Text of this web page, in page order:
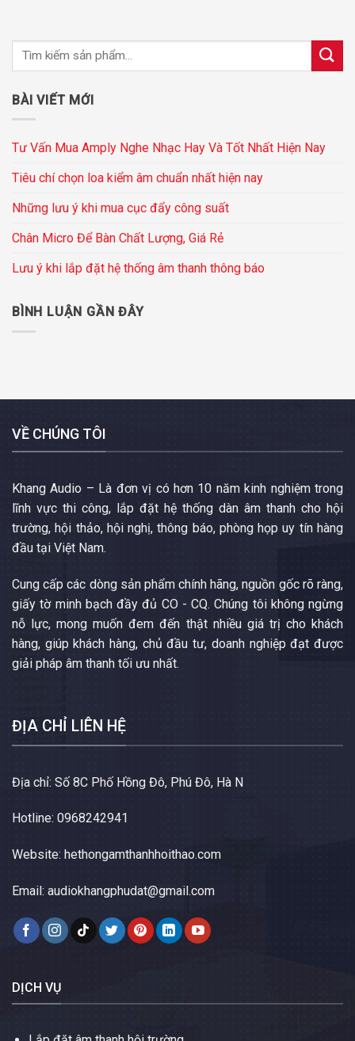
BÀI VIẾT MỚI
Tư Vấn Mua Amply Nghe Nhạc Hay Và Tốt Nhất Hiện Nay
Tiêu chí chọn loa kiểm âm chuẩn nhất hiện nay
Những lưu ý khi mua cục đẩy công suất
Chân Micro Để Bàn Chất Lượng, Giá Rẻ
Lưu ý khi lắp đặt hệ thống âm thanh thông báo
BÌNH LUẬN GẦN ĐÂY
VỀ CHÚNG TÔI
Khang Audio – Là đơn vị có hơn 10 năm kinh nghiệm trong
lĩnh vực thi công, lắp đặt hệ thống dàn âm thanh cho hội
trường, hội thảo, hội nghị, thông báo, phòng họp uy tín hàng
đầu tại Việt Nam.
Cung cấp các dòng sản phẩm chính hãng, nguồn gốc rõ ràng,
giấy tờ minh bạch đầy đủ CO - CQ. Chúng tôi không ngừng
nỗ lực, mong muốn đem đến thật nhiều giá trị cho khách
hàng, giúp khách hàng, chủ đầu tư, doanh nghiệp đạt được
giải pháp âm thanh tối ưu nhất.
ĐỊA CHỈ LIÊN HỆ
Địa chỉ: Số 8C Phố Hồng Đô, Phú Đô, Hà N
Hotline: 0968242941
Website: hethongamthanhhoithao.com
Email: audiokhangphudat@gmail.com
DỊCH VỤ